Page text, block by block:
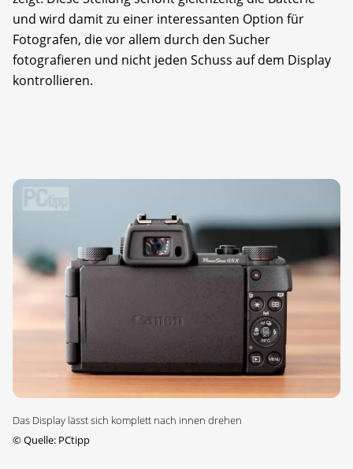
und wird damit zu einer interessanten Option für
Fotografen, die vor allem durch den Sucher
fotografieren und nicht jeden Schuss auf dem Display
kontrollieren.
Das Display lässt sich komplett nach innen drehen
©Quelle: PCtipp